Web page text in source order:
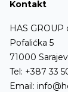
Kontakt
HAS GROUP
Pofalićka 5
71000
Tel: +387 33
Email: